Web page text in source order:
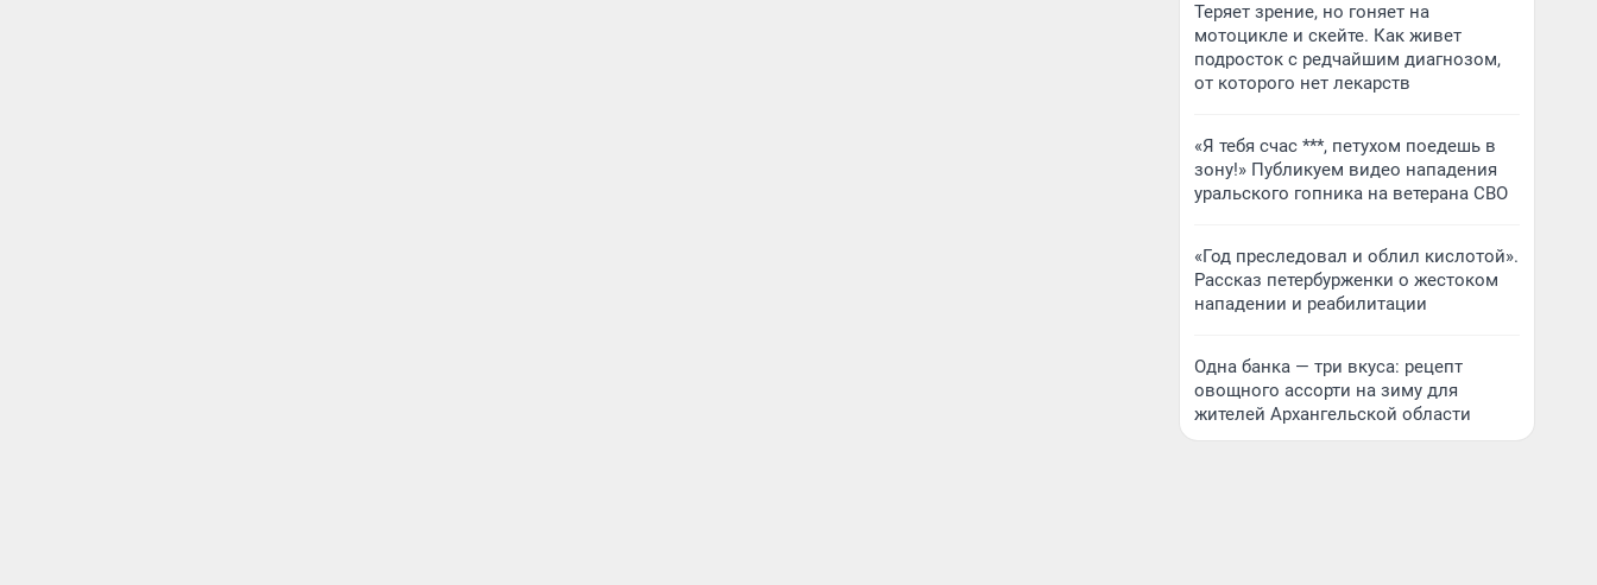
Теряет зрение, но гоняет на
мотоцикле и скейте. Как живет
подросток с редчайшим диагнозом,
от которого нет лекарств
«Я тебя счас ***, петухом поедешь в
зону!» Публикуем видео нападения
уральского гопника на ветерана СВО
«Год преследовал и облил кислотой».
Рассказ петербурженки о жестоком
нападении и реабилитации
Одна банка — три вкуса: рецепт
овощного ассорти на зиму для
жителей Архангельской области